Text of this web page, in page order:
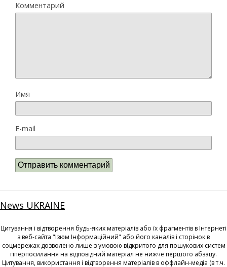
Комментарий
Имя
E-mail
News UKRAINE
Цитування і відтворення будь-яких матеріалів або їх фрагментів в Інтернеті
з веб-сайта "Ізюм Інформаційний" або його каналів і сторінок в
соцмережах дозволено лише з умовою відкритого для пошукових систем
гіперпосилання на відповідний матеріал не нижче першого абзацу.
Цитування, використання і відтворення матеріалів в оффлайн-медіа (в т.ч.